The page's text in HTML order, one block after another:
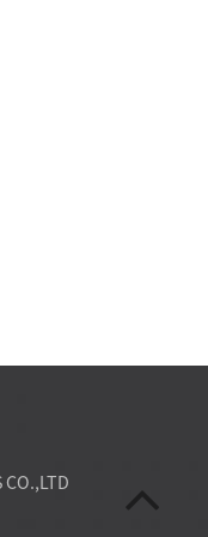
CO.,LTD
nga kagamitan
og custom non